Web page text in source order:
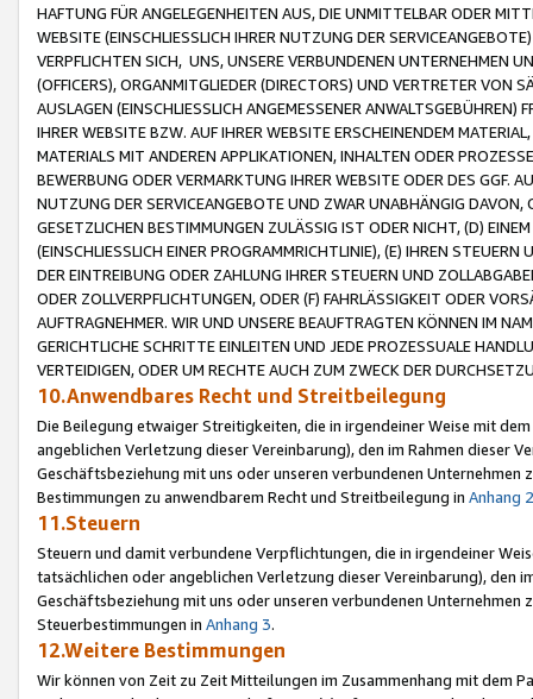
HAFTUNG FÜR ANGELEGENHEITEN AUS, DIE UNMITTELBAR ODER
WEBSITE (EINSCHLIESSLICH IHRER NUTZUNG DER
VERPFLICHTEN SICH, UNS, UNSERE VERBUNDENEN UNTERNEHMEN
(OFFICERS), ORGANMITGLIEDER (DIRECTORS) UND VERTRETER VON
AUSLAGEN (EINSCHLIESSLICH ANGEMESSENER
IHRER WEBSITE BZW. AUF IHRER WEBSITE ERSCHEINENDEM
MATERIALS MIT ANDEREN APPLIKATIONEN, INHALTEN ODER
BEWERBUNG ODER VERMARKTUNG IHRER WEBSITE ODER DES GGF.
NUTZUNG DER SERVICEANGEBOTE UND ZWAR UNABHÄNGIG
GESETZLICHEN BESTIMMUNGEN ZULÄSSIG IST ODER NICHT, (D)
(EINSCHLIESSLICH EINER PROGRAMMRICHTLINIE), (E) IHREN
DER EINTREIBUNG ODER ZAHLUNG IHRER STEUERN UND
ODER ZOLLVERPFLICHTUNGEN, ODER (F) FAHRLÄSSIGKEIT ODER
AUFTRAGNEHMER. WIR UND UNSERE BEAUFTRAGTEN KÖNNEN IM
GERICHTLICHE SCHRITTE EINLEITEN UND JEDE PROZESSUALE
VERTEIDIGEN, ODER UM RECHTE AUCH ZUM ZWECK DER
10.Anwendbares Recht und Streitbeilegung
Die Beilegung etwaiger Streitigkeiten, die in irgendeiner Weise mit
angeblichen Verletzung dieser Vereinbarung), den im Rahmen dieser
Geschäftsbeziehung mit uns oder unseren verbundenen
Bestimmungen zu anwendbarem Recht und Streitbeilegung in Anhang 2
11.Steuern
Steuern und damit verbundene Verpflichtungen, die in irgendeiner
tatsächlichen oder angeblichen Verletzung dieser Vereinbarung), den
Geschäftsbeziehung mit uns oder unseren verbundenen
Steuerbestimmungen in Anhang 3.
12.Weitere Bestimmungen
Wir können von Zeit zu Zeit Mitteilungen im Zusammenhang mit dem